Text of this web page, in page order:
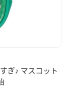
ぎ♪ マスコット